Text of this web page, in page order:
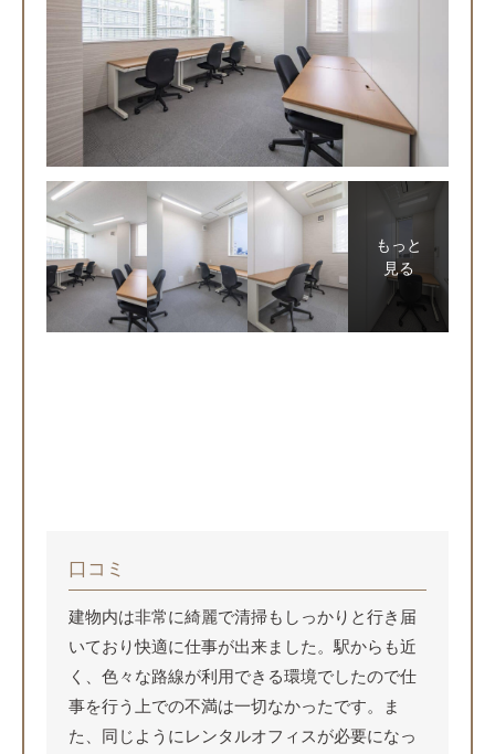
もっと
見る
口コミ
建物内は非常に綺麗で清掃もしっかりと行き届
いており快適に仕事が出来ました。駅からも近
く、色々な路線が利用できる環境でしたので仕
事を行う上での不満は一切なかったです。ま
た、同じようにレンタルオフィスが必要になっ